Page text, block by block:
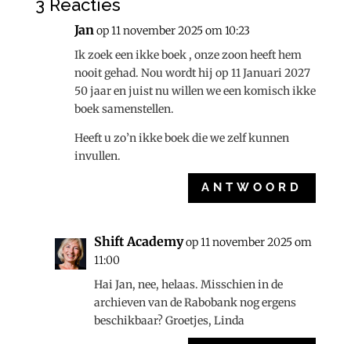
3 Reacties
Jan op 11 november 2025 om 10:23
Ik zoek een ikke boek , onze zoon heeft hem
nooit gehad. Nou wordt hij op 11 Januari 2027
50 jaar en juist nu willen we een komisch ikke
boek samenstellen.
Heeft u zo’n ikke boek die we zelf kunnen
invullen.
ANTWOORD
Shift Academyop 11 november 2025 om
11:00
Hai Jan, nee, helaas. Misschien in de
archieven van de Rabobank nog ergens
beschikbaar? Groetjes, Linda